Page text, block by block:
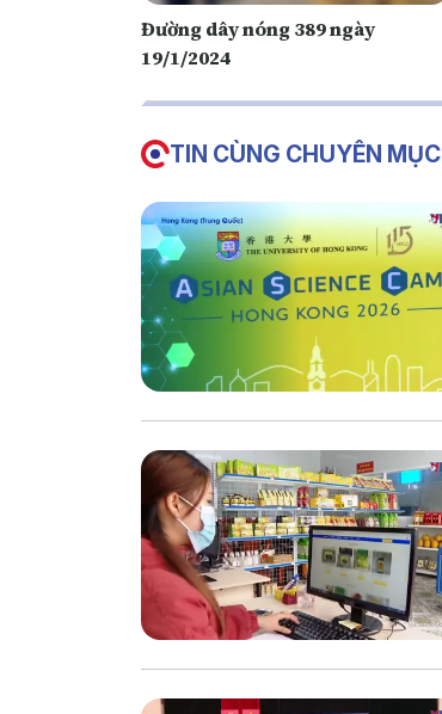
Đường dây nóng 389 ngày
19/1/2024
TIN CÙNG CHUYÊN MỤC